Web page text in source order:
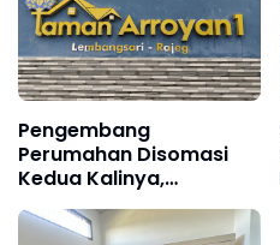
Pengembang
Perumahan Disomasi
Kedua Kalinya,
Konsumen Minta
Pengembalian Dana